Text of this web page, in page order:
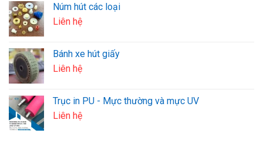
Núm hút các loại
Liên hệ
Bánh xe hút giấy
Liên hệ
Trục in PU - Mực thường và mực UV
Liên hệ